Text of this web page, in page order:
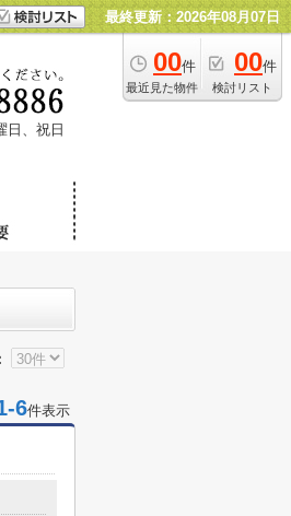
最終更新：2026年08月07日
00件
最近見た物件
00件
検討リスト
日、祝日
6件表示